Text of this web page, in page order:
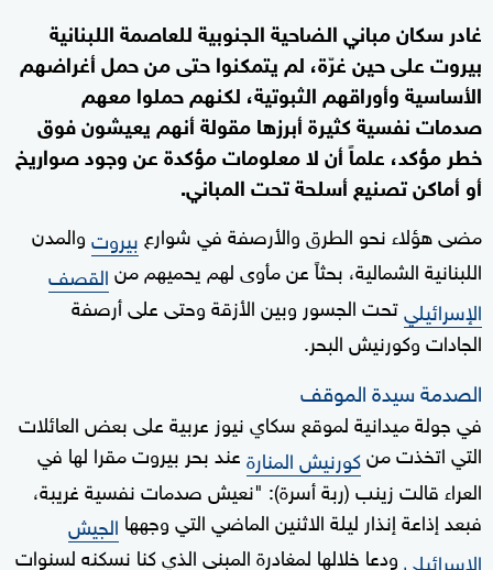
غادر سكان مباني الضاحية الجنوبية للعاصمة اللبنانية
بيروت على حين غرّة، لم يتمكنوا حتى من حمل أغراضهم
الأساسية وأوراقهم الثبوتية، لكنهم حملوا معهم
صدمات نفسية كثيرة أبرزها مقولة أنهم يعيشون فوق
خطر مؤكد، علماً أن لا معلومات مؤكدة عن وجود صواريخ
أو أماكن تصنيع أسلحة تحت المباني.
مضى هؤلاء نحو الطرق والأرصفة في شوارع بيروتوالمدن
اللبنانية الشمالية، بحثاً عن مأوى لهم يحميهم منالقصف
الإسرائيليتحت الجسور وبين الأزقة وحتى على أرصفة
الجادات وكورنيش البحر.
الصدمة سيدة الموقف
في جولة ميدانية لموقع سكاي نيوز عربية على بعض العائلات
التي اتخذت منكورنيش المنارةعند بحر بيروت مقرا لها في
العراء قالت زينب (ربة أسرة): "نعيش صدمات نفسية غريبة،
فبعد إذاعة إنذار ليلة الاثنين الماضي التي وجهها الجيش
الإسرائيليودعا خلالها لمغادرة المبنى الذي كنا نسكنه لسنوات